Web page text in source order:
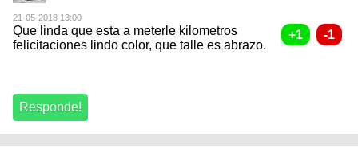
21-05-2018 13:00
Que linda que esta a meterle kilometros
felicitaciones lindo color, que talle es abrazo.